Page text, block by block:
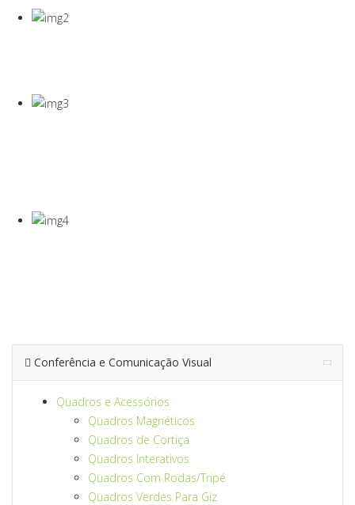
Conferência e Comunicação Visual
Quadros e Acessórios
Quadros Magnéticos
Quadros de Cortiça
Quadros Interativos
Quadros Com Rodas/Tripé
Quadros Verdes Para Giz